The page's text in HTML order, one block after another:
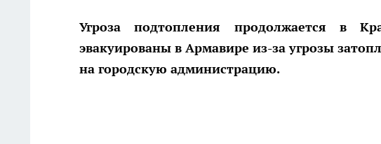
Угроза подтопления продолжается в
эвакуированы в Армавире из-за угрозы
на городскую администрацию.